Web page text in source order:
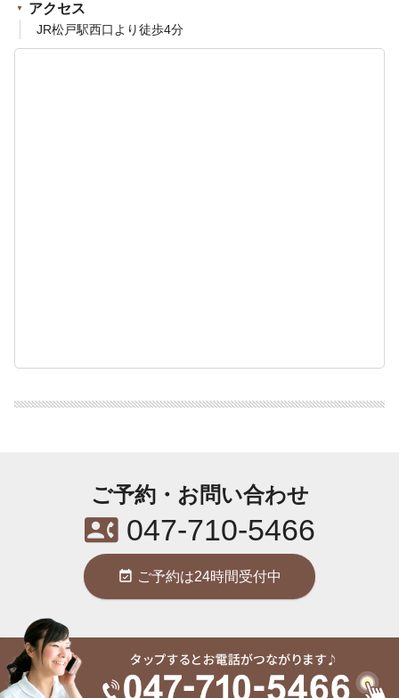
アクセス
JR松戸駅西口より徒歩4分
ご予約・お問い合わせ
contact_phone047-710-5466
event_available ご予約は24時間受付中
東洋はり灸院 松戸院 / 〒271-0092 千葉県松戸市松戸1281-23 大塚ビ
ル2階 / JR松戸駅西口より徒歩4分 /
047-710-5466